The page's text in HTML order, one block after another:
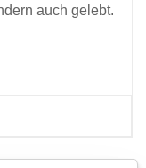
Bau-ELSE bündelt